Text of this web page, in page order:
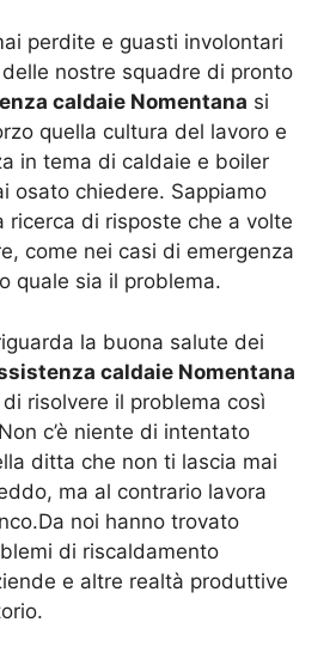
perdite e guasti involontari
delle nostre squadre di pronto
caldaie Nomentana si
quella cultura del lavoro e
in tema di caldaie e boiler
osato chiedere. Sappiamo
ricerca di risposte che a volte
come nei casi di emergenza
quale sia il problema.
la buona salute dei
caldaie Nomentana
risolvere il problema così
c’è niente di intentato
ditta che non ti lascia mai
ma al contrario lavora
noi hanno trovato
di riscaldamento
e altre realtà produttive